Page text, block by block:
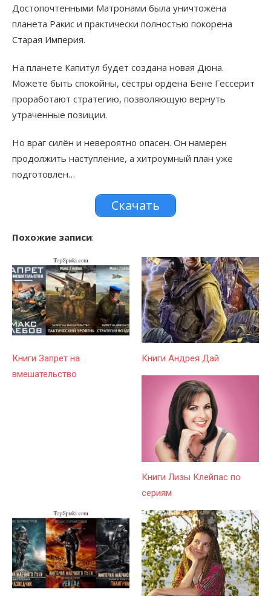
Достопочтенными Матронами была уничтожена
планета Ракис и практически полностью покорена
Старая Империя.
На планете Капитул будет создана новая Дюна.
Можете быть спокойны, сёстры ордена Бене Гессерит
проработают стратегию, позволяющую вернуть
утраченные позиции.
Но враг силён и невероятно опасен. Он намерен
продолжить наступление, а хитроумный план уже
подготовлен…
Скачать
Похожие записи:
Книги Запрет на
вмешательство
Книги Андрея Дай
Книги Лизы Клейпас по
сериям